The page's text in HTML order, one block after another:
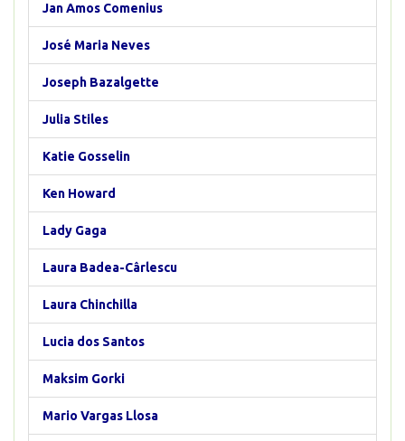
Jan Amos Comenius
José Maria Neves
Joseph Bazalgette
Julia Stiles
Katie Gosselin
Ken Howard
Lady Gaga
Laura Badea-Cârlescu
Laura Chinchilla
Lucia dos Santos
Maksim Gorki
Mario Vargas Llosa